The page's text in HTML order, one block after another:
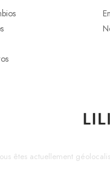
êtes actuellement